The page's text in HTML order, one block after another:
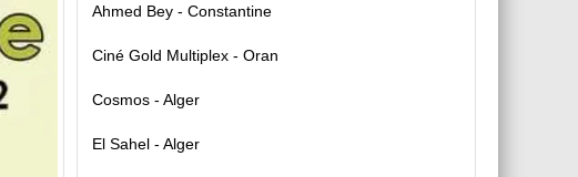
Ahmed Bey - Constantine
Ciné Gold Multiplex - Oran
Cosmos - Alger
El Sahel - Alger